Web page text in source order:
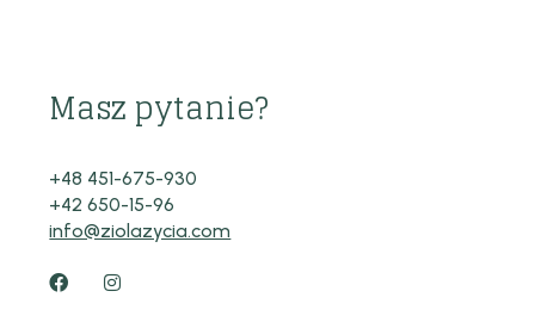
Masz pytanie?
+48 451-675-930
+42 650-15-96
info@ziolazycia.com